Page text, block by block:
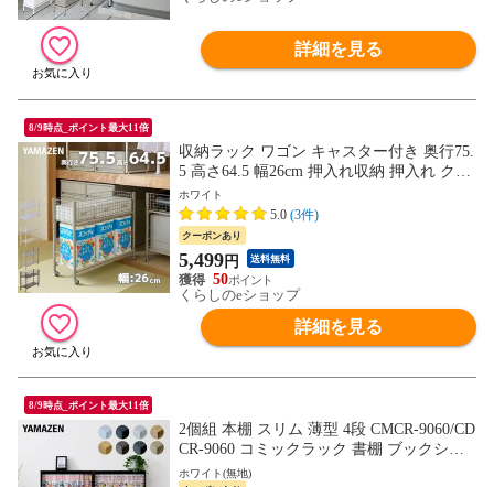
詳細を見る
8/9時点_ポイント最大11倍
収納ラック ワゴン キャスター付き 奥行75.
5 高さ64.5 幅26cm 押入れ収納 押入れ クロ
ーゼット 階段下バッグ ランドセル ペット
ボトルボトル 収納 収納家具 前後 引き出し
YAMAZEN 【送料無料】
ホワイト
5.0 (3件)
クーポンあり
5,499円 送料無料
50
くらしのeショップ
詳細を見る
8/9時点_ポイント最大11倍
2個組 本棚 スリム 薄型 4段 CMCR-9060/CD
CR-9060 コミックラック 書棚 ブックシェ
ルフ 収納ラック CDラック DVDラック 収
ホワイト(無地)